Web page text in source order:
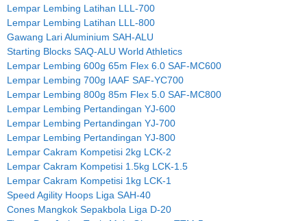
Lempar Lembing Latihan LLL-700
Lempar Lembing Latihan LLL-800
Gawang Lari Aluminium SAH-ALU
Starting Blocks SAQ-ALU World Athletics
Lempar Lembing 600g 65m Flex 6.0 SAF-MC600
Lempar Lembing 700g IAAF SAF-YC700
Lempar Lembing 800g 85m Flex 5.0 SAF-MC800
Lempar Lembing Pertandingan YJ-600
Lempar Lembing Pertandingan YJ-700
Lempar Lembing Pertandingan YJ-800
Lempar Cakram Kompetisi 2kg LCK-2
Lempar Cakram Kompetisi 1.5kg LCK-1.5
Lempar Cakram Kompetisi 1kg LCK-1
Speed Agility Hoops Liga SAH-40
Cones Mangkok Sepakbola Liga D-20